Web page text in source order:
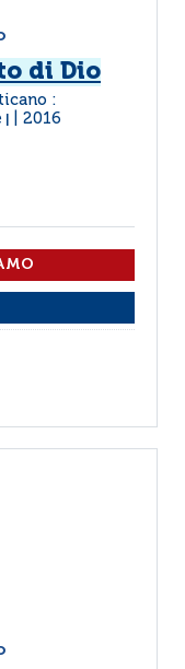
di Dio
:
2016